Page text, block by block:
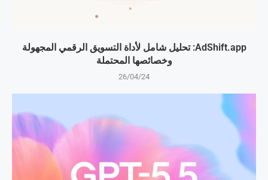
AdShift.app: تحليل شامل لأداة التسويق الرقمي المجهولة
وخصائصها المحتملة
26/04/24